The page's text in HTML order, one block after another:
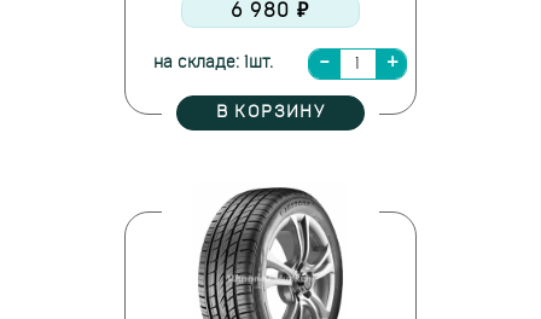
6 980 ₽
на складе: 1шт.
В КОРЗИНУ